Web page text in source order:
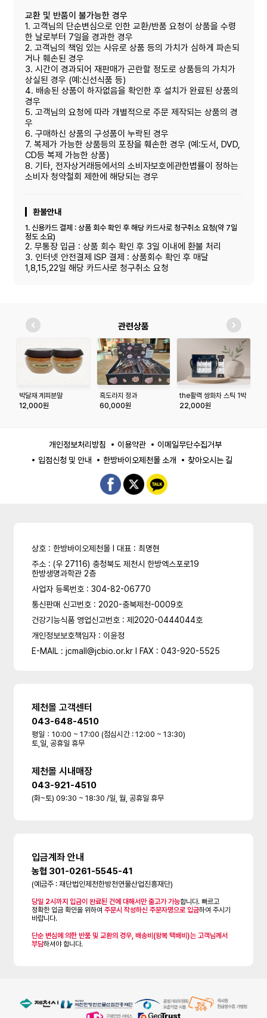
교환 및 반품이 불가능한 경우
1. 고객님의 단순변심으로 인한 교환/반품 요청이 상품을 수령
한 날로부터 7일을 경과한 경우
2. 고객님의 책임 있는 사유로 상품 등의 가치가 심하게 파손되
거나 훼손된 경우
3. 시간이 경과되어 재판매가 곤란할 정도로 상품등의 가치가
상실된 경우 (예:신선식품 등)
4. 배송된 상품이 하자없음을 확인한 후 설치가 완료된 상품의
경우
5. 고객님의 요청에 따라 개별적으로 주문 제작되는 상품의 경
우
6. 구매하신 상품의 구성품이 누락된 경우
7. 복제가 가능한 상품등의 포장을 훼손한 경우 (예:도서, DVD,
CD등 복제 가능한 상품)
8. 기타, 전자상거래등에서의 소비자보호에관한볍률이 정하는
소비자 청약철회 제한에 해당되는 경우
환불안내
1. 신용카드 결제 : 상품 회수 확인 후 해당 카드사로 청구취소 요청(약 7일
정도 소요)
2. 무통장 입금 : 상품 회수 확인 후 3일 이내에 환불 처리
3. 인터넷 안전결제 ISP 결제 : 상품회수 확인 후 매달
1,8,15,22일 해당 카드사로 청구취소 요청
관련상품
박달재 계피분말
12,000원
흑도라지 정과
60,000원
the활력 쌍화차 스틱 1박
스 (20ml*40포)
22,000원
개인정보처리방침 이용약관
이메일무단수집거부
입점신청 및 안내
한방바이오제천몰 소개 찾아오시는 길
상호 : 한방바이오제천몰 l 대표 : 최명현
주소 : (우 27116) 충청북도 제천시 한방엑스포로19
한방생명과학관 2층
사업자 등록번호 : 304-82-06770
통신판매 신고번호 : 2020-충북제천-0009호
건강기능식품 영업신고번호 : 제2020-0444044호
개인정보보호책임자 : 이윤정
E-MAIL : jcmall@jcbio.or.kr l FAX : 043-920-5525
제천몰 고객센터
043-648-4510
평일：10:00 ~ 17:00 (점심시간 : 12:00 ~ 13:30)
토,일, 공휴일 휴무
제천몰 시내매장
043-921-4510
(화~토) 09:30 ~ 18:30 /일, 월, 공휴일 휴무
입금계좌 안내
농협 301-0261-5545-41
(예금주 : 재단법인제천한방천연물산업진흥재단)
당일 2시까지 입금이 완료된 건에 대해서만 출고가 가능합니다. 빠르고
정확한 입금 확인을 위하여주문시 작성하신 주문자명으로 입금하여 주시기
바랍니다.
단순 변심에 의한 반품 및 교환의 경우, 배송비(왕복 택배비)는 고객님께서
부담하셔야 합니다.